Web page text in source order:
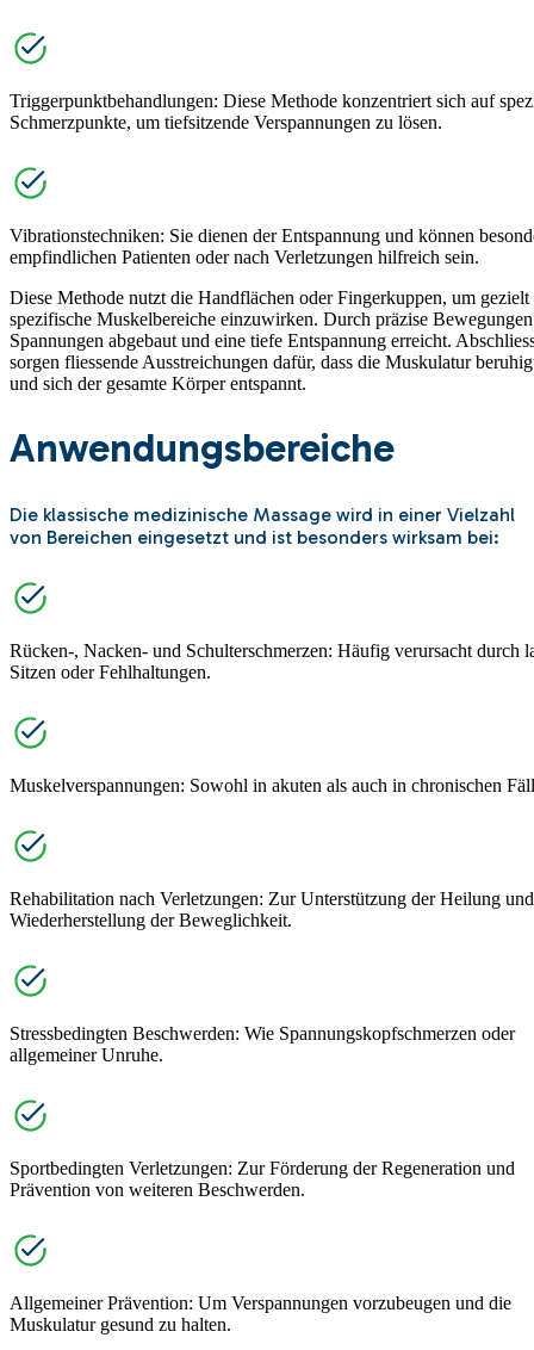
Triggerpunktbehandlungen: Diese Methode konzentriert sich auf
Schmerzpunkte, um tiefsitzende Verspannungen zu lösen.
Vibrationstechniken: Sie dienen der Entspannung und können
empfindlichen Patienten oder nach Verletzungen hilfreich sein.
Diese Methode nutzt die Handflächen oder Fingerkuppen, um gezielt
spezifische Muskelbereiche einzuwirken. Durch präzise
Spannungen abgebaut und eine tiefe Entspannung erreicht.
sorgen fliessende Ausstreichungen dafür, dass die Muskulatur
und sich der gesamte Körper entspannt.
Anwendungsbereiche
Die klassische medizinische Massage wird in einer Vielzahl
von Bereichen eingesetzt und ist besonders wirksam bei:
Rücken-, Nacken- und Schulterschmerzen: Häufig verursacht durch
Sitzen oder Fehlhaltungen.
Muskelverspannungen: Sowohl in akuten als auch in chronischen
Rehabilitation nach Verletzungen: Zur Unterstützung der Heilung und
Wiederherstellung der Beweglichkeit.
Stressbedingten Beschwerden: Wie Spannungskopfschmerzen oder
allgemeiner Unruhe.
Sportbedingten Verletzungen: Zur Förderung der Regeneration und
Prävention von weiteren Beschwerden.
Allgemeiner Prävention: Um Verspannungen vorzubeugen und die
Muskulatur gesund zu halten.